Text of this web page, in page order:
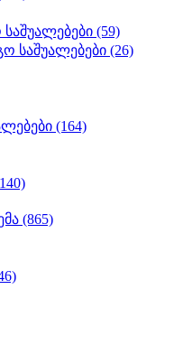
საშუალებები (59)
საშუალებები (26)
(164)
(865)